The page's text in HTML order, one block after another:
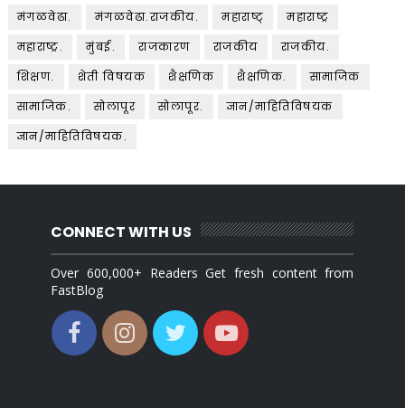
मंगळवेढा.
मंगळवेढा.राजकीय. महाराष्ट्
महाराष्ट्र
महाराष्ट्र.
मुंबई. राजकारण राजकीय
राजकीय.
शिक्षण.
शेती विषयक शैक्षणिक शैक्षणिक.
सामाजिक
सामाजिक.
सोलापूर सोलापूर.
ज्ञान/माहितिविषयक
ज्ञान/माहितिविषयक.
CONNECT WITH US
Over 600,000+ Readers Get fresh content from
FastBlog